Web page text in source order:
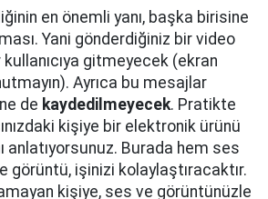
en önemli yanı, başka birisine
Yani gönderdiğiniz bir video
gitmeyecek (ekran
Ayrıca bu mesajlar
de kaydedilmeyecek. Pratikte
kişiye bir elektronik ürünü
anlatıyorsunuz. Burada hem ses
görüntü, işinizi kolaylaştıracaktır.
kişiye, ses ve görüntünüzle